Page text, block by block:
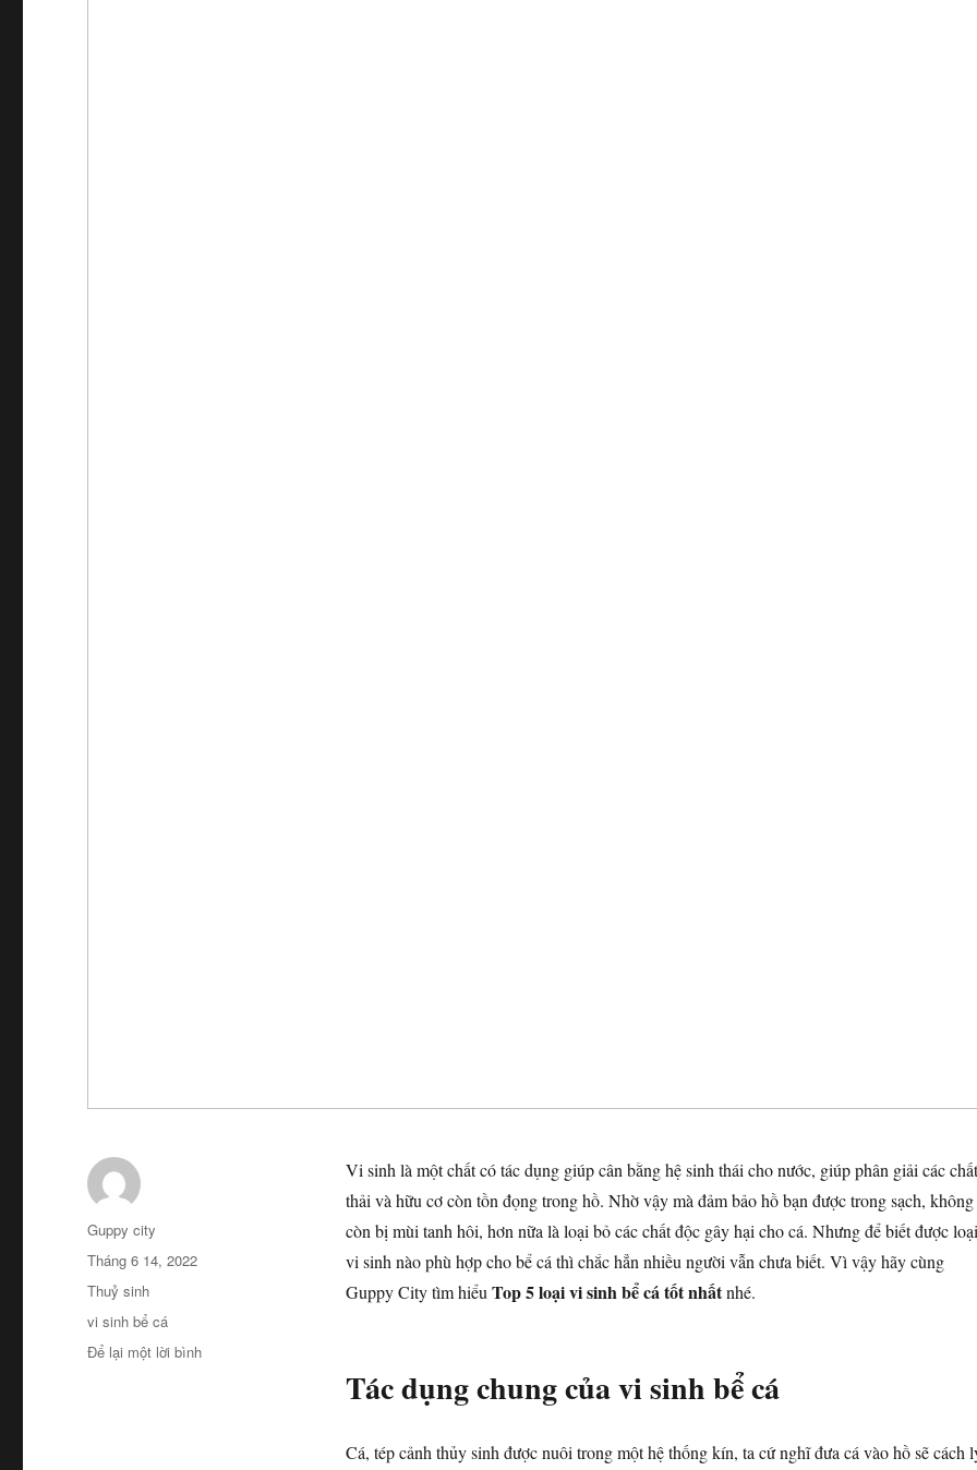
Vi sinh là một chất có tác dụng giúp cân bằng hệ sinh thái cho nước, giúp phân giải các chất
thải và hữu cơ còn tồn đọng trong hồ. Nhờ vậy mà đảm bảo hồ bạn được trong sạch, không
còn bị mùi tanh hôi, hơn nữa là loại bỏ các chất độc gây hại cho cá. Nhưng để biết được loại
vi sinh nào phù hợp cho bể cá thì chắc hẳn nhiều người vẫn chưa biết. Vì vậy hãy cùng
Guppy City tìm hiểu Top 5 loại vi sinh bể cá tốt nhấtnhé.
Tác dụng chung của vi sinh bể cá
Cá, tép cảnh thủy sinh được nuôi trong một hệ thống kín, ta cứ nghĩ đưa cá vào hồ sẽ cách
Tác
giả
Guppy city
Đăng
vào
ngày
Tháng 6 14, 2022
Danh
mục
Thuỷ sinh
Thẻ
vi sinh bể cá
Để lại một lời bìnhở